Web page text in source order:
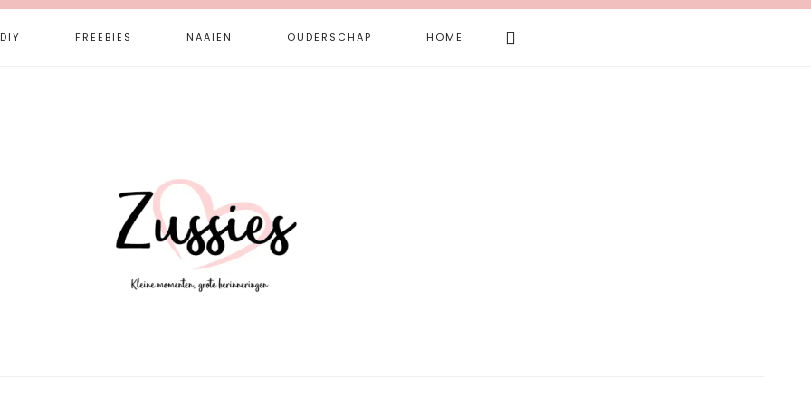
DIY FREEBIES NAAIEN OUDERSCHAP HOME Search
this